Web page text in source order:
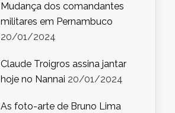
Mudança dos comandantes
militares em Pernambuco
20/01/2024
Claude Troigros assina jantar
hoje no Nannai 20/01/2024
As foto-arte de Bruno Lima